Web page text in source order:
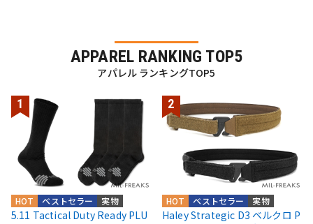
APPAREL RANKING TOP5
アパレル ランキングTOP5
実物
ベストセラー
HOT
5.11 Tactical Duty Ready PLU
実物
ベストセラー
HOT
Haley Strategic D3 ベルクロ P